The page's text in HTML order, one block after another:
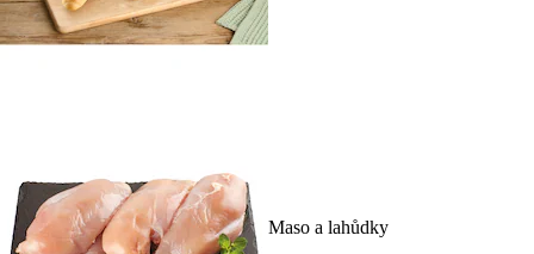
Maso a lahůdky